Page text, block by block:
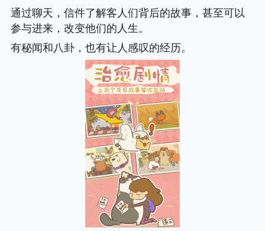
通过聊天，信件了解客人们背后的故事，甚至可以
参与进来，改变他们的人生。
有秘闻和八卦，也有让人感叹的经历。